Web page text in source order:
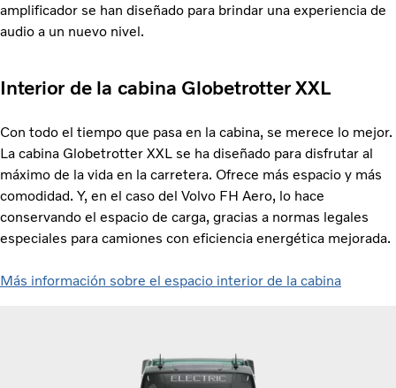
amplificador se han diseñado para brindar una experiencia de
audio a un nuevo nivel.
Interior de la cabina Globetrotter XXL
Con todo el tiempo que pasa en la cabina, se merece lo mejor.
La cabina Globetrotter XXL se ha diseñado para disfrutar al
máximo de la vida en la carretera. Ofrece más espacio y más
comodidad. Y, en el caso del Volvo FH Aero, lo hace
conservando el espacio de carga, gracias a normas legales
especiales para camiones con eficiencia energética mejorada.
Más información sobre el espacio interior de la cabina